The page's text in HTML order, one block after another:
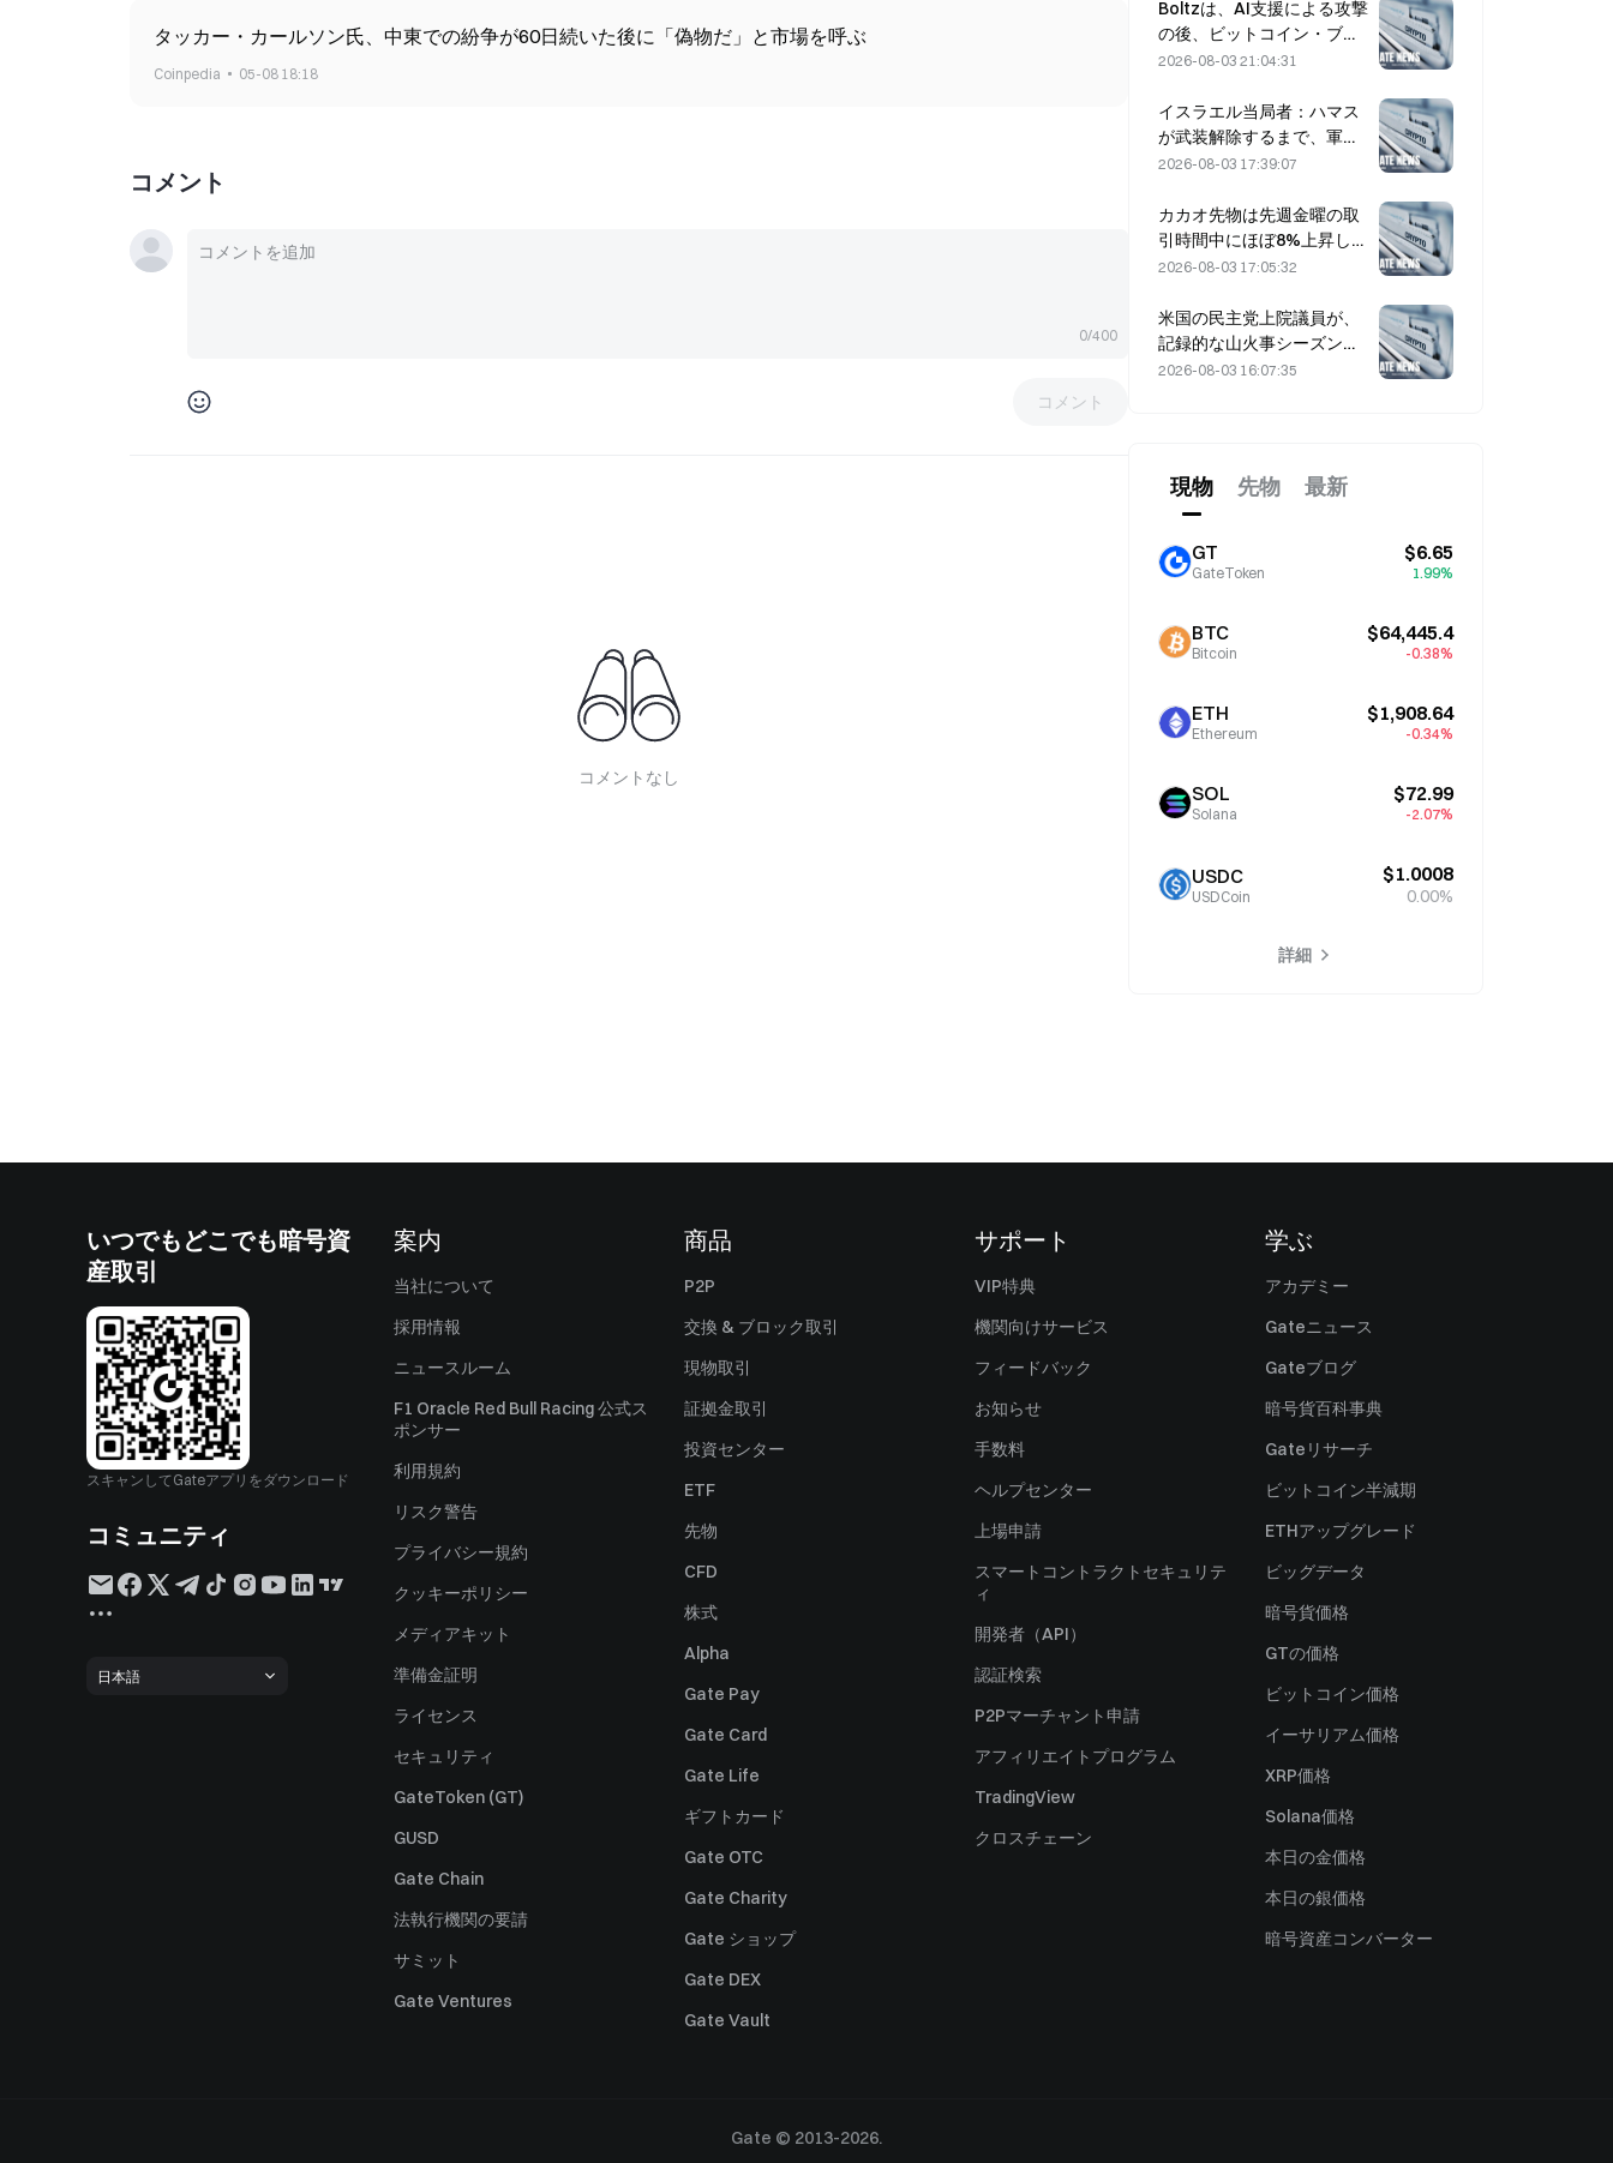
タッカー・カールソン氏、中東での紛争が60日続いた後に「偽物だ」と市場を呼ぶ
Coinpedia 05-08 18:18
コメント
0/400
コメント
コメントなし
し
Boltzは、AI支援による攻撃
の後、ビットコイン・ブリ
ッジのサービスを無期限停
2026-08-03 21:04:31
イスラエル当局者：ハマス
が武装解除するまで、軍の
資金拠出（撤退）は行わな
2026-08-03 17:39:07
カカオ先物は先週金曜の取
引時間中にほぼ8%上昇し、
市場参加者を驚かせた
2026-08-03 17:05:32
米国の民主党上院議員が、
記録的な山火事シーズンを
背景に、CFTCに対して山
2026-08-03 16:07:35
現物 先物 最新
GT
GateToken
$6.65
1.99%
BTC
Bitcoin
$64,445.4
-0.38%
ETH
Ethereum
$1,908.64
-0.34%
SOL
Solana
$72.99
-2.07%
USDC
USDCoin
$1.0008
0.00%
詳細
いつでもどこでも暗号資
産取引
スキャンしてGateアプリをダウンロード
コミュニティ
日本語
案内
当社について
採用情報
ニュースルーム
F1 Oracle Red Bull Racing 公式ス
ポンサー
利用規約
リスク警告
プライバシー規約
クッキーポリシー
メディアキット
準備金証明
ライセンス
セキュリティ
GateToken (GT)
GUSD
Gate Chain
法執行機関の要請
サミット
Gate Ventures
商品
P2P
交換 & ブロック取引
現物取引
証拠金取引
投資センター
ETF
先物
CFD
株式
Alpha
Gate Pay
Gate Card
Gate Life
ギフトカード
Gate OTC
Gate Charity
Gate ショップ
Gate DEX
Gate Vault
サポート
VIP特典
機関向けサービス
フィードバック
お知らせ
手数料
ヘルプセンター
上場申請
スマートコントラクトセキュリテ
ィ
開発者（API）
認証検索
P2Pマーチャント申請
アフィリエイトプログラム
TradingView
クロスチェーン
学ぶ
アカデミー
Gateニュース
Gateブログ
暗号貨百科事典
Gateリサーチ
ビットコイン半減期
ETHアップグレード
ビッグデータ
暗号貨価格
GTの価格
ビットコイン価格
イーサリアム価格
XRP価格
Solana価格
本日の金価格
本日の銀価格
暗号資産コンバーター
Gate © 2013-2026.